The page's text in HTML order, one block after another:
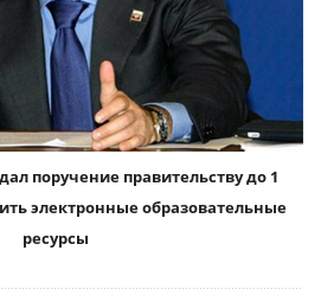
поручение правительству до 1
электронные образовательные
ресурсы